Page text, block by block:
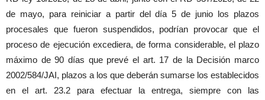
de mayo, para reiniciar a partir del día 5 de junio los plazos
procesales que fueron suspendidos, podrían provocar que el
proceso de ejecución excediera, de forma considerable, el plazo
máximo de 90 días que prevé el art. 17 de la Decisión marco
2002/584/JAI, plazos a los que deberán sumarse los establecidos
en el art. 23.2 para efectuar la entrega, siempre con las